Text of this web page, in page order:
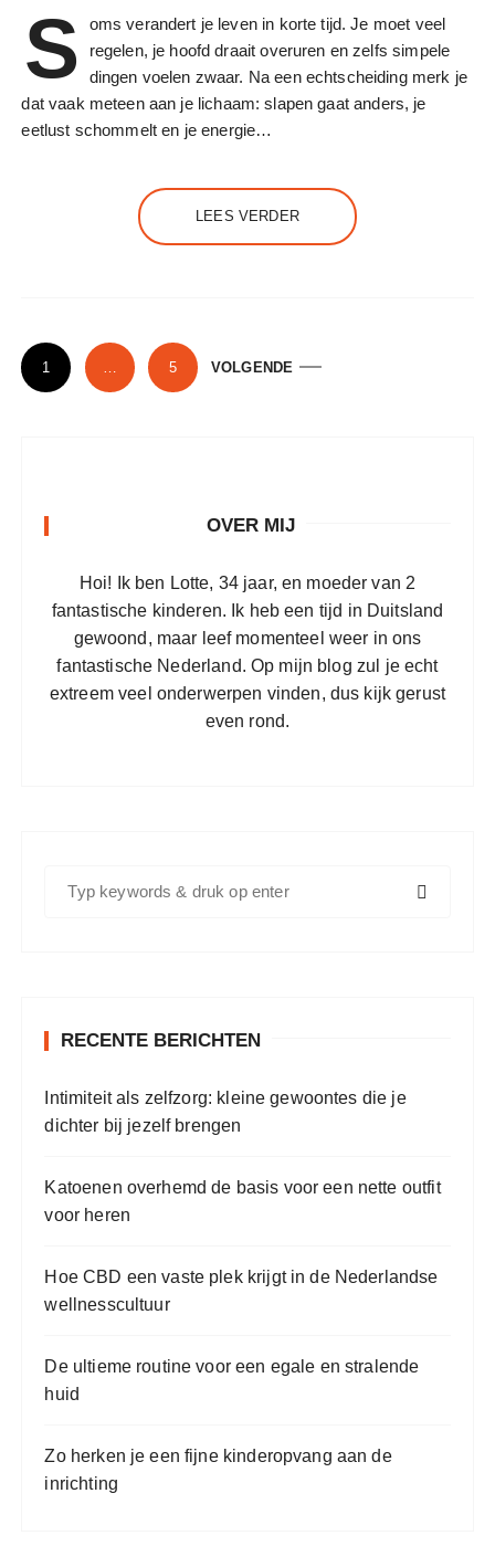
S
oms verandert je leven in korte tijd. Je moet veel
regelen, je hoofd draait overuren en zelfs simpele
dingen voelen zwaar. Na een echtscheiding merk je
dat vaak meteen aan je lichaam: slapen gaat anders, je
eetlust schommelt en je energie…
LEES VERDER
B
e
1 5 VOLGENDE
OVER MIJ
Hoi! Ik ben Lotte, 34 jaar, en moeder van 2
fantastische kinderen. Ik heb een tijd in Duitsland
gewoond, maar leef momenteel weer in ons
fantastische Nederland. Op mijn blog zul je echt
extreem veel onderwerpen vinden, dus kijk gerust
even rond.
a
r
RECENTE BERICHTEN
Intimiteit als zelfzorg: kleine gewoontes die je
dichter bij jezelf brengen
Katoenen overhemd de basis voor een nette outfit
voor heren
Hoe CBD een vaste plek krijgt in de Nederlandse
wellnesscultuur
De ultieme routine voor een egale en stralende
huid
Zo herken je een fijne kinderopvang aan de
inrichting